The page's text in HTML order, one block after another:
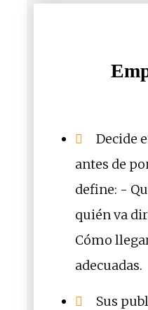
Decide
antes de
define: -
quién va
Cómo
adecuadas.
Sus